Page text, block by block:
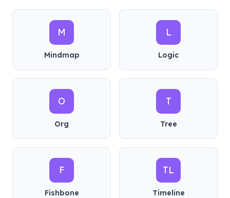
M
Mindmap
L
Logic
O
Org
T
Tree
F
Fishbone
TL
Timeline